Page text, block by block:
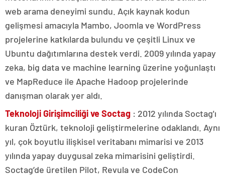
web arama deneyimi sundu. Açık kaynak kodun
gelişmesi amacıyla Mambo, Joomla ve WordPress
projelerine katkılarda bulundu ve çeşitli Linux ve
Ubuntu dağıtımlarına destek verdi. 2009 yılında yapay
zeka, big data ve machine learning üzerine yoğunlaştı
ve MapReduce ile Apache Hadoop projelerinde
danışman olarak yer aldı.
Teknoloji Girişimciliği ve Soctag : 2012 yılında Soctag'ı
kuran Öztürk, teknoloji geliştirmelerine odaklandı. Aynı
yıl, çok boyutlu ilişkisel veritabanı mimarisi ve 2013
yılında yapay duygusal zeka mimarisini geliştirdi.
Soctag’de üretilen Pilot, Revula ve CodeCon